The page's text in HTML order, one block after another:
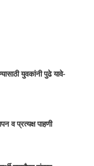
युवकांनी पुढे यावे-
व प्रत्यक्ष पाहणी